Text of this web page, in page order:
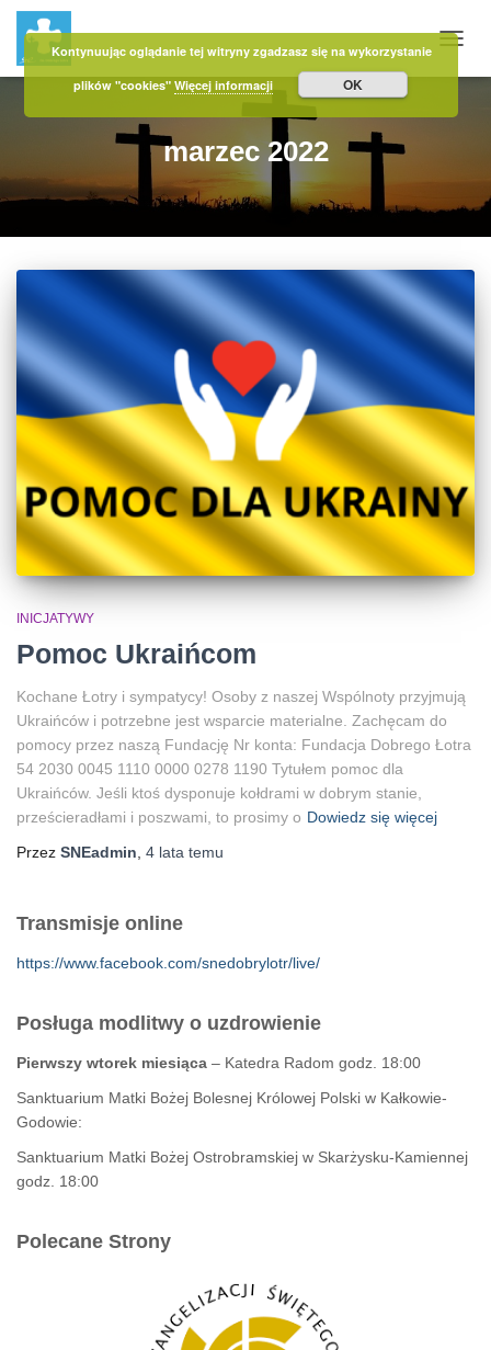
marzec 2022
INICJATYWY
Pomoc Ukraińcom
Kochane Łotry i sympatycy! Osoby z naszej Wspólnoty przyjmują
Ukraińców i potrzebne jest wsparcie materialne. Zachęcam do
pomocy przez naszą Fundację Nr konta: Fundacja Dobrego Łotra
54 2030 0045 1110 0000 0278 1190 Tytułem pomoc dla
Ukraińców. Jeśli ktoś dysponuje kołdrami w dobrym stanie,
prześcieradłami i poszwami, to prosimy o Dowiedz się więcej
Przez SNEadmin 4 lata temu
Transmisje online
https://www.facebook.com/snedobrylotr/live/
Posługa modlitwy o uzdrowienie
Pierwszy wtorek miesiąca – Katedra Radom godz. 18:00
Sanktuarium Matki Bożej Bolesnej Królowej Polski w Kałkowie-
Godowie:
Sanktuarium Matki Bożej Ostrobramskiej w Skarżysku-Kamiennej
godz. 18:00
Polecane Strony
Kontynuując oglądanie tej witryny zgadzasz się na wykorzystanie
plików "cookies"Więcej informacji OK